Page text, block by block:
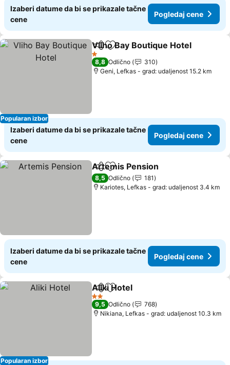
Izaberi datume da bi se prikazale tačne
cene
Pogledaj cene
Popularan izbor
Deli Dodati u favorite
Vliho Bay Boutique Hotel
1 Zvezdice
8,8 Odlično
310
Geni, Lefkas - grad: udaljenost 15.2 km
Izaberi datume da bi se prikazale tačne
cene
Pogledaj cene
Deli Dodati u favorite
Artemis Pension
8,5 Odlično
181
Kariotes, Lefkas - grad: udaljenost 3.4 km
Izaberi datume da bi se prikazale tačne
cene
Pogledaj cene
Popularan izbor
Deli Dodati u favorite
Aliki Hotel
2 Zvezdice
9,5 Odlično
768
Nikiana, Lefkas - grad: udaljenost 10.3 km